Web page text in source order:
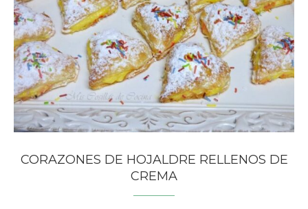
CORAZONES DE HOJALDRE RELLENOS DE
CREMA